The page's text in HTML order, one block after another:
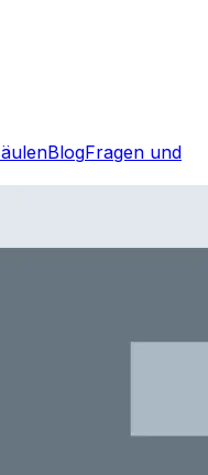
BlogFragen und